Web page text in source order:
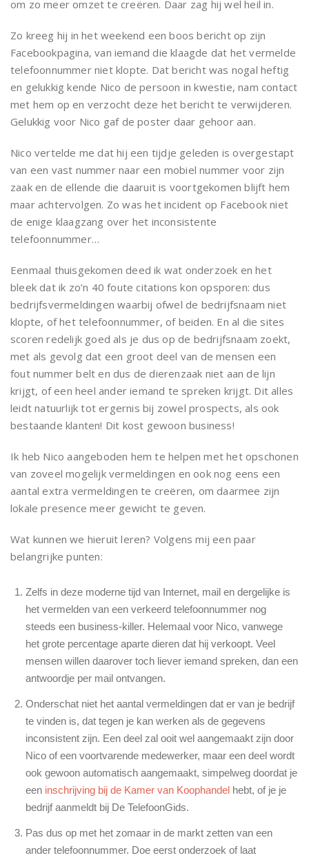
om zo meer omzet te creëren. Daar zag hij wel heil in.
Zo kreeg hij in het weekend een boos bericht op zijn
Facebookpagina, van iemand die klaagde dat het vermelde
telefoonnummer niet klopte. Dat bericht was nogal heftig
en gelukkig kende Nico de persoon in kwestie, nam contact
met hem op en verzocht deze het bericht te verwijderen.
Gelukkig voor Nico gaf de poster daar gehoor aan.
Nico vertelde me dat hij een tijdje geleden is overgestapt
van een vast nummer naar een mobiel nummer voor zijn
zaak en de ellende die daaruit is voortgekomen blijft hem
maar achtervolgen. Zo was het incident op Facebook niet
de enige klaagzang over het inconsistente
telefoonnummer…
Eenmaal thuisgekomen deed ik wat onderzoek en het
bleek dat ik zo’n 40 foute citations kon opsporen: dus
bedrijfsvermeldingen waarbij ofwel de bedrijfsnaam niet
klopte, of het telefoonnummer, of beiden. En al die sites
scoren redelijk goed als je dus op de bedrijfsnaam zoekt,
met als gevolg dat een groot deel van de mensen een
fout nummer belt en dus de dierenzaak niet aan de lijn
krijgt, of een heel ander iemand te spreken krijgt. Dit alles
leidt natuurlijk tot ergernis bij zowel prospects, als ook
bestaande klanten! Dit kost gewoon business!
Ik heb Nico aangeboden hem te helpen met het opschonen
van zoveel mogelijk vermeldingen en ook nog eens een
aantal extra vermeldingen te creëren, om daarmee zijn
lokale presence meer gewicht te geven.
Wat kunnen we hieruit leren? Volgens mij een paar
belangrijke punten:
Zelfs in deze moderne tijd van Internet, mail en dergelijke is
het vermelden van een verkeerd telefoonnummer nog
steeds een business-killer. Helemaal voor Nico, vanwege
het grote percentage aparte dieren dat hij verkoopt. Veel
mensen willen daarover toch liever iemand spreken, dan een
antwoordje per mail ontvangen.
Onderschat niet het aantal vermeldingen dat er van je bedrijf
te vinden is, dat tegen je kan werken als de gegevens
inconsistent zijn. Een deel zal ooit wel aangemaakt zijn door
Nico of een voortvarende medewerker, maar een deel wordt
ook gewoon automatisch aangemaakt, simpelweg doordat je
een inschrijving bij de Kamer van Koophandel hebt, of je je
bedrijf aanmeldt bij De TelefoonGids.
Pas dus op met het zomaar in de markt zetten van een
ander telefoonnummer. Doe eerst onderzoek of laat